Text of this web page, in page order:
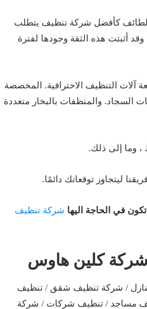
كأفضل شركة تنظيف يتطلب
وقد أثبتت هذه الثقة وجودها لفترة
آلات التنظيف الاحترافية. المخصصة
السجاد. والمنظفات بالبخار متعددة
وما إلى ذلك.
ليتجاوز توقعاتك دائمًا.
تكون في الحاجة اليها شركة تنظيف
شركة كلين هاوس
/ شركة تنظيف شقق / تنظيف
مساجد / تنظيف شركات / شركة